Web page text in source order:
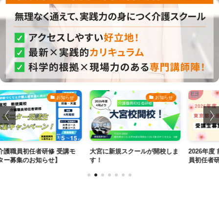
お知らせ
任者研修 受講モ
お知らせ】
お知らせ
大宮に新規スクールが開校しま
2026年度 前期
員初任者研修募